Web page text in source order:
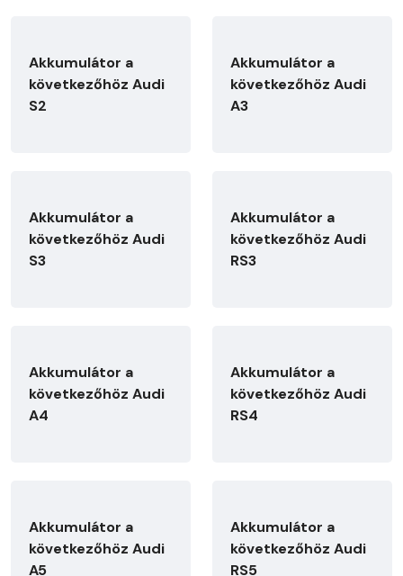
Akkumulátor a
következőhöz Audi
S2
Akkumulátor a
következőhöz Audi
A3
Akkumulátor a
következőhöz Audi
S3
Akkumulátor a
következőhöz Audi
RS3
Akkumulátor a
következőhöz Audi
A4
Akkumulátor a
következőhöz Audi
RS4
Akkumulátor a
következőhöz Audi
A5
Akkumulátor a
következőhöz Audi
RS5